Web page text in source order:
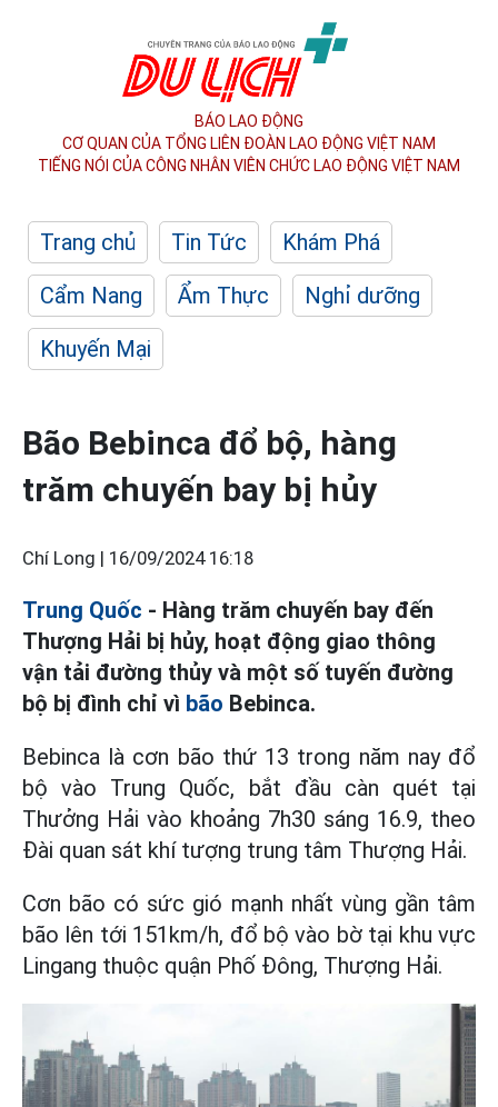
BÁO LAO ĐỘNG
CƠ QUAN CỦA TỔNG LIÊN ĐOÀN LAO ĐỘNG VIỆT NAM
TIẾNG NÓI CỦA CÔNG NHÂN VIÊN CHỨC LAO ĐỘNG VIỆT NAM
Trang chủ Tin Tức
Khám Phá
Cẩm Nang
Ẩm Thực
Nghỉ dưỡng
Khuyến Mại
Bão Bebinca đổ bộ, hàng
trăm chuyến bay bị hủy
Chí Long | 16/09/2024 16:18
Trung Quốc - Hàng trăm chuyến bay đến
Thượng Hải bị hủy, hoạt động giao thông
vận tải đường thủy và một số tuyến đường
bộ bị đình chỉ vì bão Bebinca.
Bebinca là cơn bão thứ 13 trong năm nay đổ
bộ vào Trung Quốc, bắt đầu càn quét tại
Thưởng Hải vào khoảng 7h30 sáng 16.9, theo
Đài quan sát khí tượng trung tâm Thượng Hải.
Cơn bão có sức gió mạnh nhất vùng gần tâm
bão lên tới 151km/h, đổ bộ vào bờ tại khu vực
Lingang thuộc quận Phố Đông, Thượng Hải.